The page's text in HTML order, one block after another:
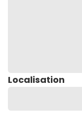
Localisation